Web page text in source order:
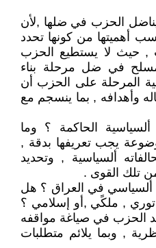
الحزب في ضلها ,لأن
أهميتها من كونها تحدد
حيث لا يستطيع الحزب
في ضل مرحلة بناء
المرحلة على الحزب أن
وأهدافه , بما ينسجم مع
الحاكمة ؟ وما
يجب تعريفها بدقة ,
ألسياسية , وتحديد
تلك القوى .
ألسياسي في العراق ؟ هل
, ملكًي ,أو إسلامي ؟
الحزب في صياغة مواقفه
, وبما يلائم متطلبات